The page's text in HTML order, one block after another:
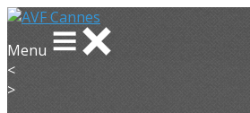
Menu
<
>